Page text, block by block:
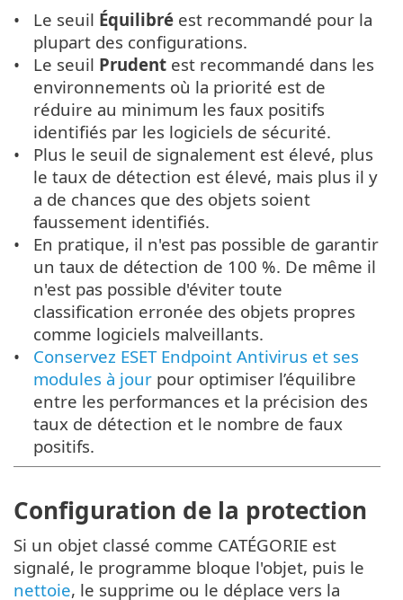
Le seuil Équilibré est recommandé pour la
plupart des configurations.
Le seuil Prudent est recommandé dans les
environnements où la priorité est de
réduire au minimum les faux positifs
identifiés par les logiciels de sécurité.
Plus le seuil de signalement est élevé, plus
le taux de détection est élevé, mais plus il y
a de chances que des objets soient
faussement identifiés.
En pratique, il n'est pas possible de garantir
un taux de détection de 100 %. De même il
n'est pas possible d'éviter toute
classification erronée des objets propres
comme logiciels malveillants.
Conservez ESET Endpoint Antivirus et ses
modules à jour pour optimiser l’équilibre
entre les performances et la précision des
taux de détection et le nombre de faux
positifs.
Configuration de la protection
Si un objet classé comme CATÉGORIE est
signalé, le programme bloque l'objet, puis le
nettoie, le supprime ou le déplace vers la